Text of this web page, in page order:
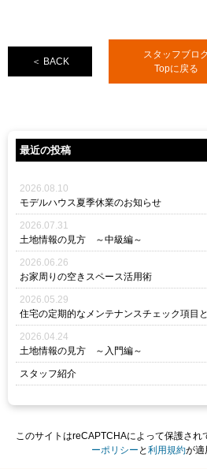
＜ BACK
スタッフブロ
Topに戻る
最近の投稿
2026.08.10
モデルハウス夏季休業のお知らせ
2026.07.31
土地情報の見方 ～中級編～
2026.06.26
お家周りの空きスペース活用術
2026.05.29
住宅の定期的なメンテナンスチェック項目
2026.04.24
土地情報の見方 ～入門編～
スタッフ紹介
このサイトはreCAPTCHAによって保護され
ーポリシー と利用規約が適